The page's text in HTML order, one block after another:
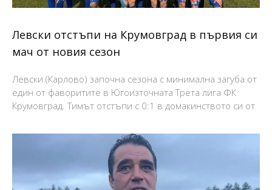
Левски отстъпи на Крумовград в първия си
мач от новия сезон
Левски (Карлово) започна сезона с минимална загуба от
един от фаворитите в Югоизточната Трета лига ФК
Крумовград. Тимът отстъпи с 0:1 в домакинството си от